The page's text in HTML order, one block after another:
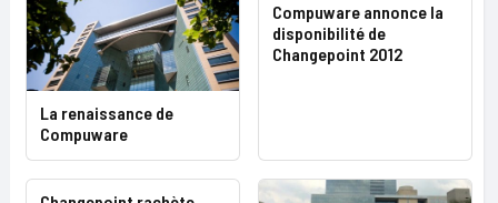
La renaissance de
Compuware
Compuware annonce la
disponibilité de
Changepoint 2012